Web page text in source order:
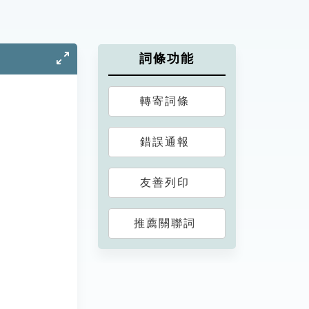
詞條功能
轉寄詞條
錯誤通報
友善列印
推薦關聯詞